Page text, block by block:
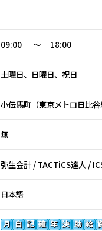
09:00 ～ 18:00
土曜日、日曜日、祝日
小伝馬町（東京メトロ日比
無
弥生会計 / TACTiCS達人 /
日本語